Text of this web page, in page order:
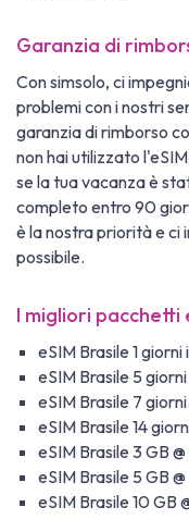
Garanzia di
Con simsolo, ci
problemi con i nostri
garanzia di rimborso
non hai utilizzato
se la tua vacanza è
completo entro 90
è la nostra priorità e ci
possibile.
I migliori pacchetti
eSIM Brasile 1
eSIM Brasile 5
eSIM Brasile 7
eSIM Brasile 14
eSIM Brasile 3 GB
eSIM Brasile 5 GB
eSIM Brasile 10 GB